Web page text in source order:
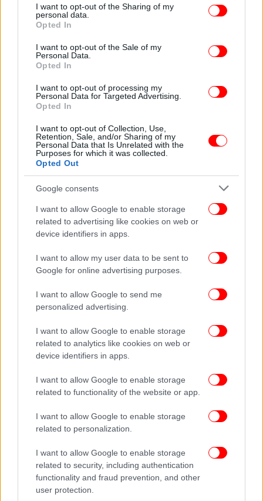
not limited to your visit or usage behaviour. You may click to
grant or deny consent to Google and its third-party tags to
use your data for below specified purposes in below Google
consent section.
I want to opt-out of the Sharing of my
personal data.
Opted In
I want to opt-out of the Sale of my
Personal Data.
Opted In
I want to opt-out of processing my
Personal Data for Targeted Advertising.
Opted In
I want to opt-out of Collection, Use,
Retention, Sale, and/or Sharing of my
Personal Data that Is Unrelated with the
Purposes for which it was collected.
Opted Out
Google consents
I want to allow Google to enable storage
related to advertising like cookies on web or
device identifiers in apps.
I want to allow my user data to be sent to
Google for online advertising purposes.
I want to allow Google to send me
personalized advertising.
I want to allow Google to enable storage
related to analytics like cookies on web or
device identifiers in apps.
I want to allow Google to enable storage
related to functionality of the website or app.
I want to allow Google to enable storage
related to personalization.
I want to allow Google to enable storage
related to security, including authentication
functionality and fraud prevention, and other
user protection.
Το ιατρικό ανακοινωθέν του Νοσοκομείου
Ιατρικό ανακοινωθέν σχετικά με τη νοσηλεία του
διοίκηση του Πανεπιστημιακού Γενικού
Νοσοκομείου Έβρου (Π.Γ.Ν.Ε.), στην
Αλεξανδρούπολη. Σύμφωνα με την εν λόγω
ανακοίνωση, ο αρχηγός ΓΕΣ προσήλθε στο Π.Γ.Ν.Ε.
ξημερώματα Σαββάτου (1.00 π.μ.), λόγω καρδιακών
ενοχλήσεων. «Διενεργήθηκαν οι απαραίτητες
εξετάσεις και η ενδεδειγμένη αγωγή από τους
γιατρούς της Πανεπιστημιακής Καρδιολογικής
εμπνέει καμία ανησυχία και αναμένεται να λάβει
εξιτήριο σύντομα», αναφέρει χαρακτηριστικά η
ανακοίνωση την οποία υπογράφει ο διοικητής του
νοσηλευτικού ιδρύματος, Δημήτρης Αδαμίδης.
Ποιός είναι ο νέος αρχηγός ΓΕΣ
1960 στην Αθήνα. Κατετάγη στη Στρατιωτική Σχολή
Ευελπίδων το 1979 και αποφοίτησε το 1983 ως
ανθυπολοχαγός του Πυροβολικού. Είναι απόφοιτος
της Ανωτάτης Σχολής Πολέμου (ΑΣΠ) και της Σχολής
Εθνικής Άμυνας (ΣΕΘΑ). Επίσης είναι απόφοιτος του
Προκεχωρημένου Τμήματος Αξιωματικών
Πυροβολικού Μάχης του ΣΞ των ΗΠΑ στο Fort Sill.
Διαθέτει μεταπτυχιακό τίτλο σπουδών στο
αντικείμενο «Στρατηγική και Διπλωματία». Έχει